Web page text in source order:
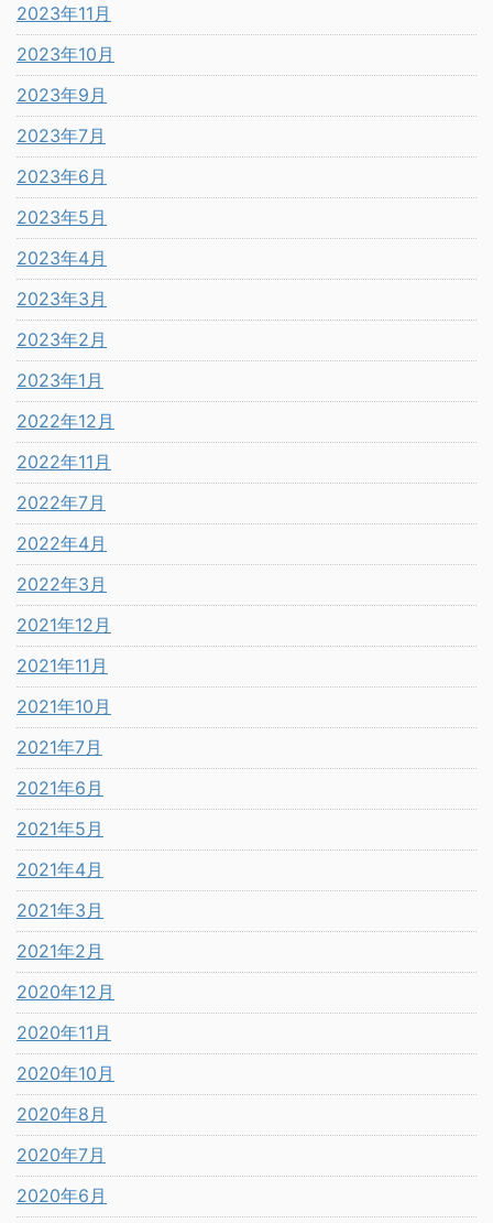
2023年11月
2023年10月
2023年9月
2023年7月
2023年6月
2023年5月
2023年4月
2023年3月
2023年2月
2023年1月
2022年12月
2022年11月
2022年7月
2022年4月
2022年3月
2021年12月
2021年11月
2021年10月
2021年7月
2021年6月
2021年5月
2021年4月
2021年3月
2021年2月
2020年12月
2020年11月
2020年10月
2020年8月
2020年7月
2020年6月